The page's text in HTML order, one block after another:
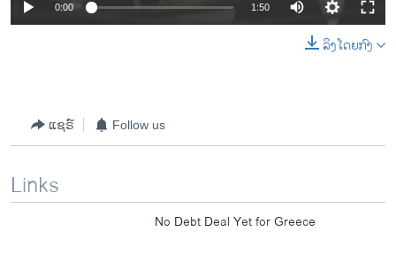
0:00 1:50
ລິງໂດຍກົງ
ແຊຣ໌ Follow us
Links
No Debt Deal Yet for Greece